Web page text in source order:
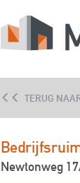
TERUG
Newtonweg